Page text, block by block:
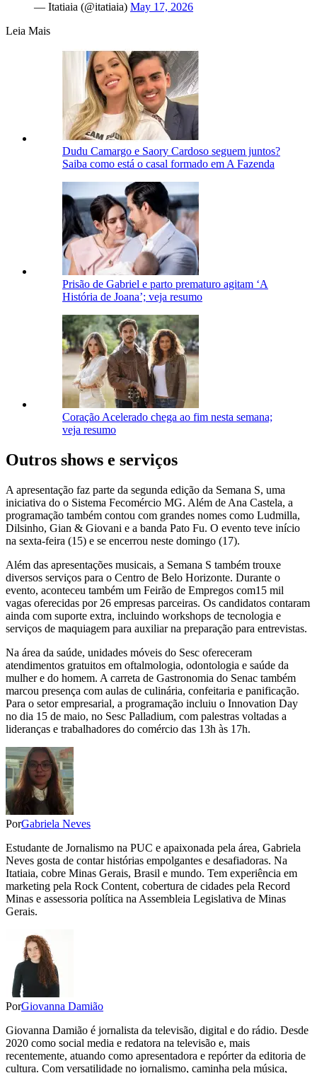
— Itatiaia (@itatiaia) May 17, 2026
Leia Mais
Dudu Camargo e Saory Cardoso seguem juntos?
Saiba como está o casal formado em A Fazenda
Prisão de Gabriel e parto prematuro agitam ‘A
História de Joana’; veja resumo
Coração Acelerado chega ao fim nesta semana;
veja resumo
Outros shows e serviços
A apresentação faz parte da segunda edição da Semana S, uma
iniciativa do o Sistema Fecomércio MG. Além de Ana Castela, a
programação também contou com grandes nomes como Ludmilla,
Dilsinho, Gian & Giovani e a banda Pato Fu. O evento teve início
na sexta-feira (15) e se encerrou neste domingo (17).
Além das apresentações musicais, a Semana S também trouxe
diversos serviços para o Centro de Belo Horizonte. Durante o
evento, aconteceu também um Feirão de Empregos com15 mil
vagas oferecidas por 26 empresas parceiras. Os candidatos contaram
ainda com suporte extra, incluindo workshops de tecnologia e
serviços de maquiagem para auxiliar na preparação para entrevistas.
Na área da saúde, unidades móveis do Sesc ofereceram
atendimentos gratuitos em oftalmologia, odontologia e saúde da
mulher e do homem. A carreta de Gastronomia do Senac também
marcou presença com aulas de culinária, confeitaria e panificação.
Para o setor empresarial, a programação incluiu o Innovation Day
no dia 15 de maio, no Sesc Palladium, com palestras voltadas a
lideranças e trabalhadores do comércio das 13h às 17h.
PorGabriela Neves
Estudante de Jornalismo na PUC e apaixonada pela área, Gabriela
Neves gosta de contar histórias empolgantes e desafiadoras. Na
Itatiaia, cobre Minas Gerais, Brasil e mundo. Tem experiência em
marketing pela Rock Content, cobertura de cidades pela Record
Minas e assessoria política na Assembleia Legislativa de Minas
Gerais.
PorGiovanna Damião
Giovanna Damião é jornalista da televisão, digital e do rádio. Desde
2020 como social media e redatora na televisão e, mais
recentemente, atuando como apresentadora e repórter da editoria de
cultura. Com versatilidade no jornalismo, caminha pela música,